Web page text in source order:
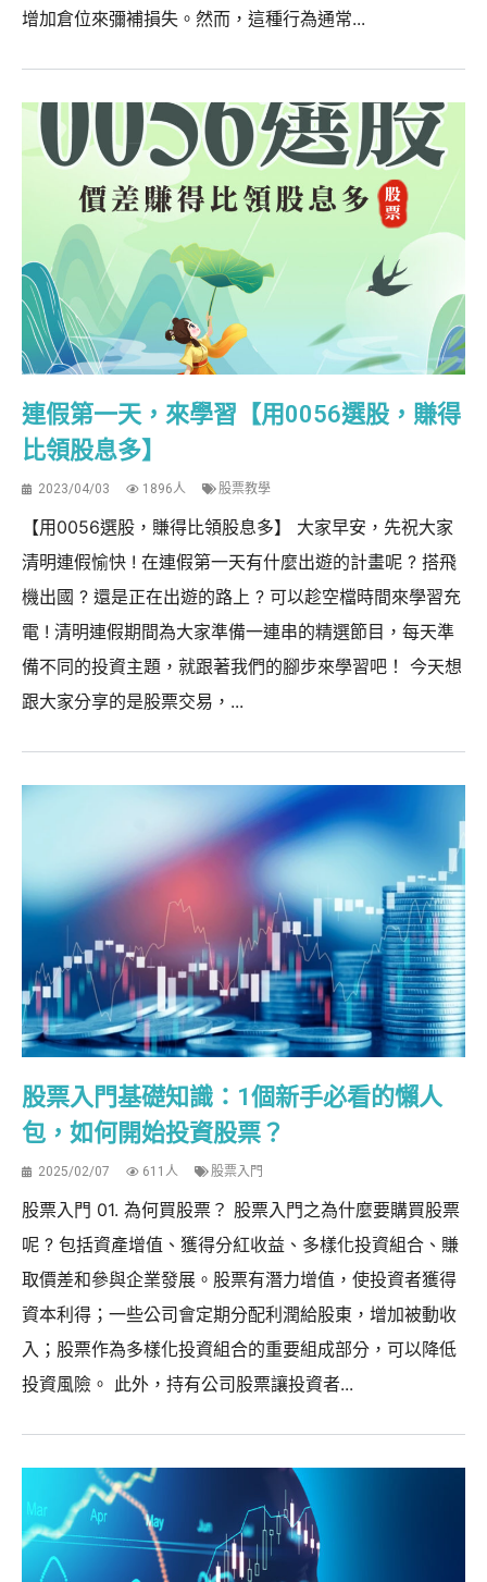
增加倉位來彌補損失。然而，這種行為通常...
連假第一天，來學習【用0056選股，賺得
比領股息多】
2023/04/03 1896人 股票教學
【用0056選股，賺得比領股息多】 大家早安，先祝大家
清明連假愉快 ! 在連假第一天有什麼出遊的計畫呢 ? 搭飛
機出國 ? 還是正在出遊的路上 ? 可以趁空檔時間來學習充
電 ! 清明連假期間為大家準備一連串的精選節目，每天準
備不同的投資主題，就跟著我們的腳步來學習吧！ 今天想
跟大家分享的是股票交易，...
股票入門基礎知識：1個新手必看的懶人
包，如何開始投資股票？
2025/02/07 611人 股票入門
股票入門 01. 為何買股票？ 股票入門之為什麼要購買股票
呢 ? 包括資產增值、獲得分紅收益、多樣化投資組合、賺
取價差和參與企業發展。股票有潛力增值，使投資者獲得
資本利得；一些公司會定期分配利潤給股東，增加被動收
入；股票作為多樣化投資組合的重要組成部分，可以降低
投資風險。 此外，持有公司股票讓投資者...